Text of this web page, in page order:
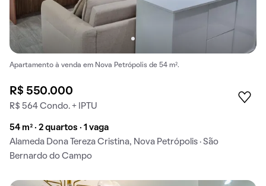
Apartamento à venda em Nova Petrópolis de 54 m².
R$ 550.000
R$ 564 Condo. + IPTU
54 m² · 2 quartos · 1 vaga
Alameda Dona Tereza Cristina, Nova Petrópolis · São
Bernardo do Campo